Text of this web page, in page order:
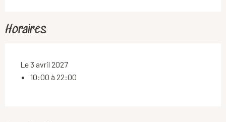
Horaires
Le 3 avril 2027
10:00 à 22:00